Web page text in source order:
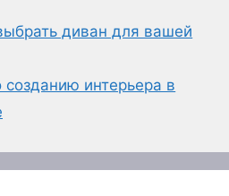
диван для вашей
созданию интерьера в